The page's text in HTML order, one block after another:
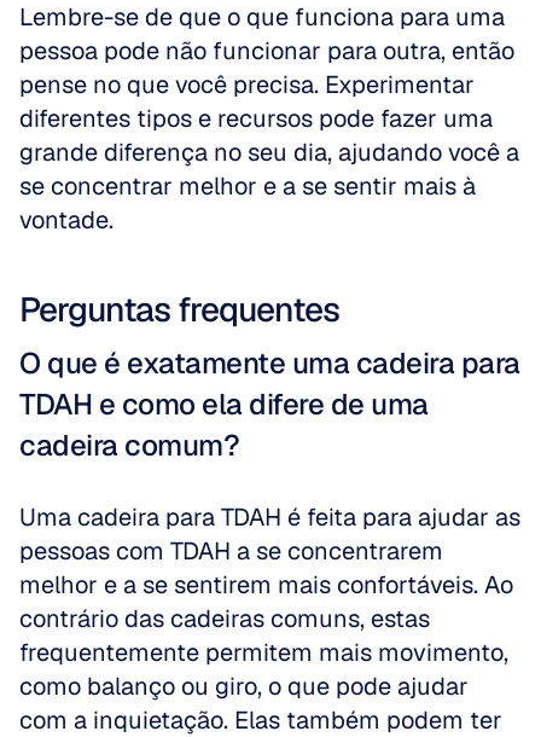
Lembre-se de que o que funciona para uma
pessoa pode não funcionar para outra, então
pense no que você precisa. Experimentar
diferentes tipos e recursos pode fazer uma
grande diferença no seu dia, ajudando você a
se concentrar melhor e a se sentir mais à
vontade.
Perguntas frequentes
O que é exatamente uma cadeira para
TDAH e como ela difere de uma
cadeira comum?
Uma cadeira para TDAH é feita para ajudar as
pessoas com TDAH a se concentrarem
melhor e a se sentirem mais confortáveis. Ao
contrário das cadeiras comuns, estas
frequentemente permitem mais movimento,
como balanço ou giro, o que pode ajudar
com a inquietação. Elas também podem ter